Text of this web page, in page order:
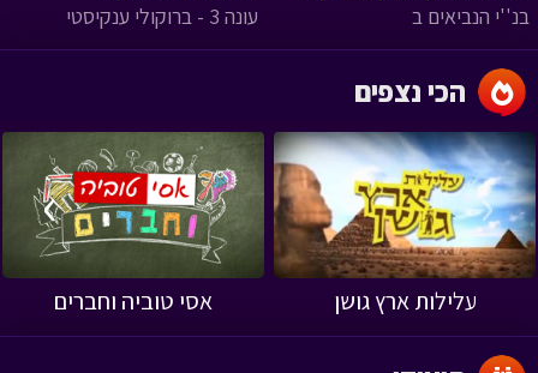
בנ''י הנביאים ב עונה 3 - ברוקולי ענקיסטי
עלילות ארץ גושן אסי טוביה וחברים
‹
›